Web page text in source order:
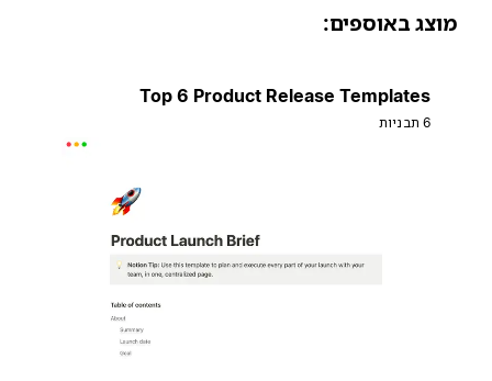
באוספים:
Top 6 Product Release Templates